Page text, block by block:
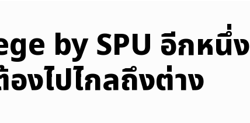
by SPU อีกหนึ่ง
งไปไกลถึงต่าง